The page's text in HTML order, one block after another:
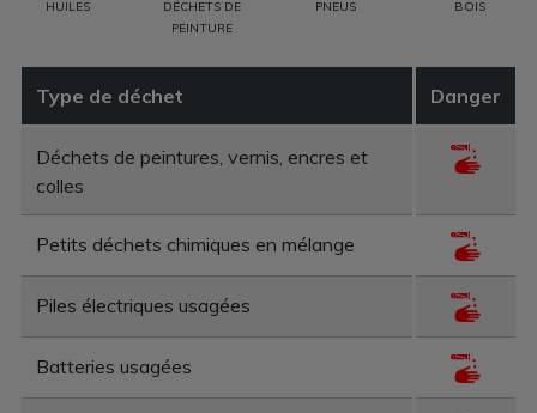
HUILES
DÉCHETS DE
PEINTURE
PNEUS BOIS
Type de déchet Danger
Déchets de peintures, vernis, encres et
colles
Petits déchets chimiques en mélange
Piles électriques usagées
Batteries usagées